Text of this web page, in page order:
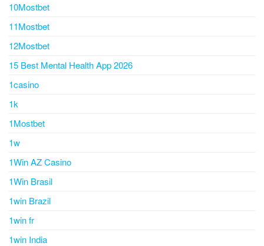
10Mostbet
11Mostbet
12Mostbet
15 Best Mental Health App 2026
1casino
1k
1Mostbet
1w
1Win AZ Casino
1Win Brasil
1win Brazil
1win fr
1win India